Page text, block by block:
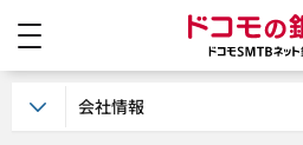
会社情報